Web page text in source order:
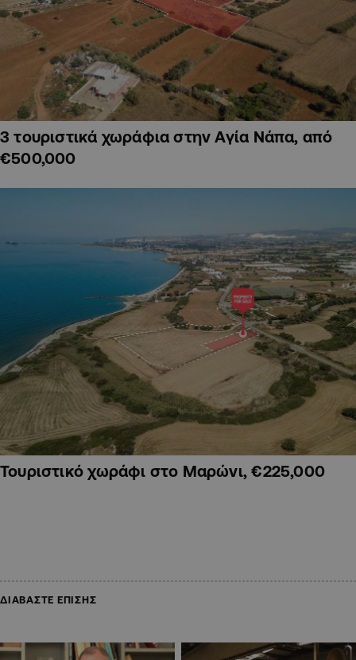
3 τουριστικά χωράφια στην Αγία Νάπα, από
€500,000
Τουριστικό χωράφι στο Μαρώνι, €225,000
ΔΙΑΒΑΣΤΕ ΕΠΙΣΗΣ